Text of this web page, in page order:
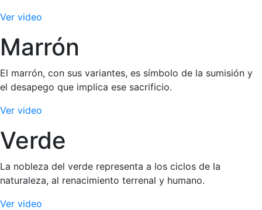
Ver video
Marrón
El marrón, con sus variantes, es símbolo de la sumisión y
el desapego que implica ese sacrificio.
Ver video
Verde
La nobleza del verde representa a los ciclos de la
naturaleza, al renacimiento terrenal y humano.
Ver video